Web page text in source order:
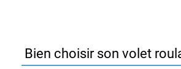
Bien choisir son volet